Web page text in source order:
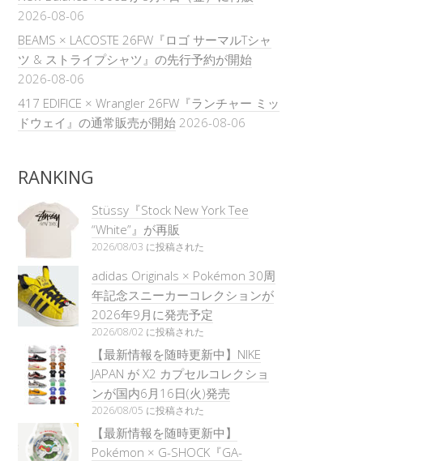
2026-08-06
BEAMS × LACOSTE 26FW『ロゴ サーマルTシャ
ツ & ストライプシャツ』の先行予約が開始
2026-08-06
417 EDIFICE × Wrangler 26FW『ランチャー ミッ
ドウェイ』の通常販売が開始 2026-08-06
RANKING
Stüssy『Stock New York Tee
“White”』が再販
2026/08/03 に投稿された
adidas Originals × Pokémon 30周
年記念スニーカーコレクションが
2026年9月に発売予定
2026/08/02 に投稿された
【最新情報を随時更新中】NIKE
JAPAN が X2 カプセルコレクショ
ンが国内6月16日(火)発売
2026/08/05 に投稿された
【最新情報を随時更新中】
Pokémon × G-SHOCK『GA-